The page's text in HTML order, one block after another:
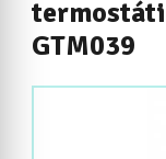
GTM039